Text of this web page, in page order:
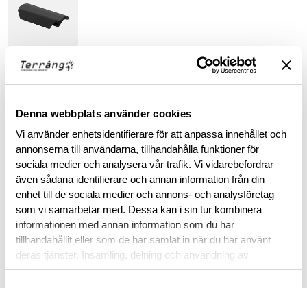
Denna webbplats använder cookies
Vi använder enhetsidentifierare för att anpassa innehållet och
annonserna till användarna, tillhandahålla funktioner för
sociala medier och analysera vår trafik. Vi vidarebefordrar
även sådana identifierare och annan information från din
enhet till de sociala medier och annons- och analysföretag
som vi samarbetar med. Dessa kan i sin tur kombinera
informationen med annan information som du har
tillhandahållit eller som de har samlat in när du har använt
deras tjänster. Insamling, delning och användning av
personuppgifter kan användas för personalisering av
RECENSIONER
OM VARUMÄRKET
RELATERADE PRODUKTER